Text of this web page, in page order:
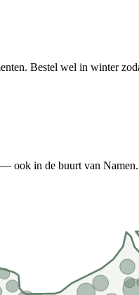
Bestel wel in winter
— ook in de buurt van Namen.